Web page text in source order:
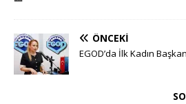
ÖNCEKI
EGOD’da İlk Kadın Başkan